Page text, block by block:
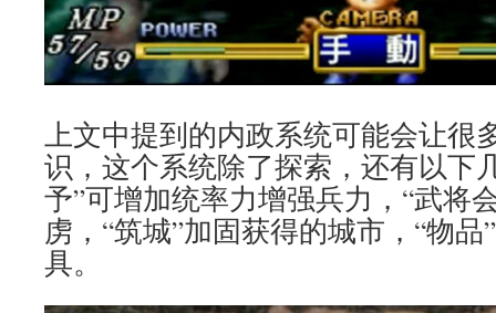
上文中提到的内政系统可能会让很
识，这个系统除了探索，还有以下
予”可增加统率力增强兵力，“武将
虏，“筑城”加固获得的城市，“物
具。